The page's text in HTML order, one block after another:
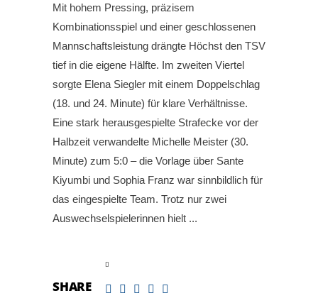
Mit hohem Pressing, präzisem
Kombinationsspiel und einer geschlossenen
Mannschaftsleistung drängte Höchst den TSV
tief in die eigene Hälfte. Im zweiten Viertel
sorgte Elena Siegler mit einem Doppelschlag
(18. und 24. Minute) für klare Verhältnisse.
Eine stark herausgespielte Strafecke vor der
Halbzeit verwandelte Michelle Meister (30.
Minute) zum 5:0 – die Vorlage über Sante
Kiyumbi und Sophia Franz war sinnbildlich für
das eingespielte Team. Trotz nur zwei
Auswechselspielerinnen hielt
SHARE